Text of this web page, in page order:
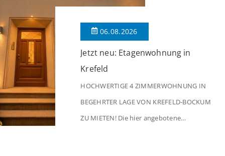
06.08.2026
Jetzt neu: Etagenwohnung in
Krefeld
HOCHWERTIGE 4 ZIMMERWOHNUNG IN
BEGEHRTER LAGE VON KREFELD-BOCKUM
ZU MIETEN! Die hier angebotene